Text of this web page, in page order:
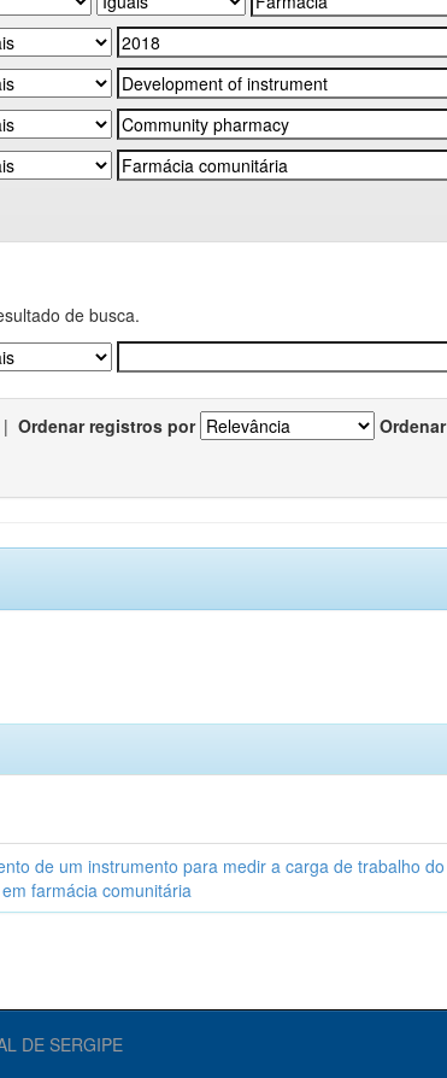
de busca.
| Ordenar registros por Ordenar
de um instrumento para medir a carga de trabalho do
farmácia comunitária
DE SERGIPE